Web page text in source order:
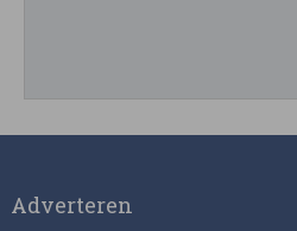
Impact consultant (manager)
Adverteren